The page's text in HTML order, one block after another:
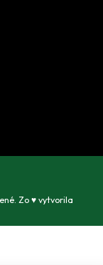
Zo ♥ vytvorila